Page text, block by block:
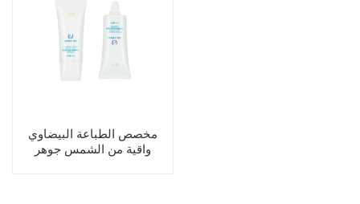
مخصص الطباعة البيضاوي
واقية من الشمس جوهر